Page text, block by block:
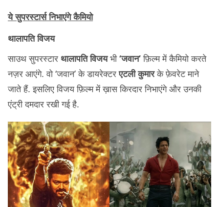
ये सुपरस्टार्स निभाएंगे कैमियो
थालापति विजय
साउथ सुपरस्टार थालापति विजयभी‘जवान’फ़िल्म में कैमियो करते
नज़र आएंगे. वो ‘जवान’ के डायरेक्टरएटली कुमारके फ़ेवरेट माने
जाते हैं. इसलिए विजय फ़िल्म में ख़ास किरदार निभाएंगे और उनकी
एंट्री दमदार रखी गई है.